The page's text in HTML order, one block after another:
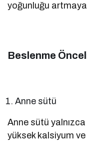
yoğunluğu
Beslenme
Anne sütü
Anne sütü
yüksek kalsiyum